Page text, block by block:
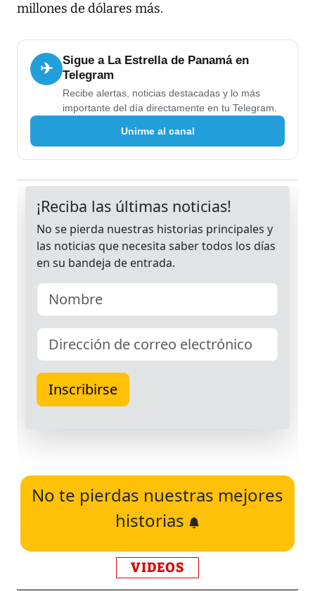
millones de dólares más.
✈
Sigue a La Estrella de Panamá en
Telegram
Recibe alertas, noticias destacadas y lo más
importante del día directamente en tu Telegram.
Unirme al canal
No te pierdas nuestras mejores
historias
VIDEOS